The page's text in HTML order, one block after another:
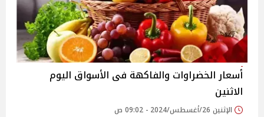
أسعار الخضراوات والفاكهة فى الأسواق‎‎ اليوم
الاثنين
الإثنين 26/أغسطس/2024 - 09:02 ص